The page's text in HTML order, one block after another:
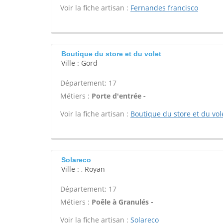
Voir la fiche artisan : Fernandes francisco
Boutique du store et du volet
Ville : Gord
Département: 17
Métiers : Porte d'entrée -
Voir la fiche artisan : Boutique du store et du
Solareco
Ville : , Royan
Département: 17
Métiers : Poêle à Granulés -
Voir la fiche artisan : Solareco